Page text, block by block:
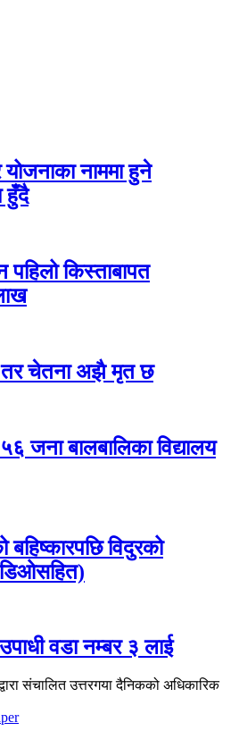
नाममा हुने
हुँदै
किस्ताबापत
तर चेतना अझै मृत छ
जना बालबालिका विद्यालय
विदुरको
वडा नम्बर ३ लाई
संचालित उत्तरगया दैनिकको अधिकारिक